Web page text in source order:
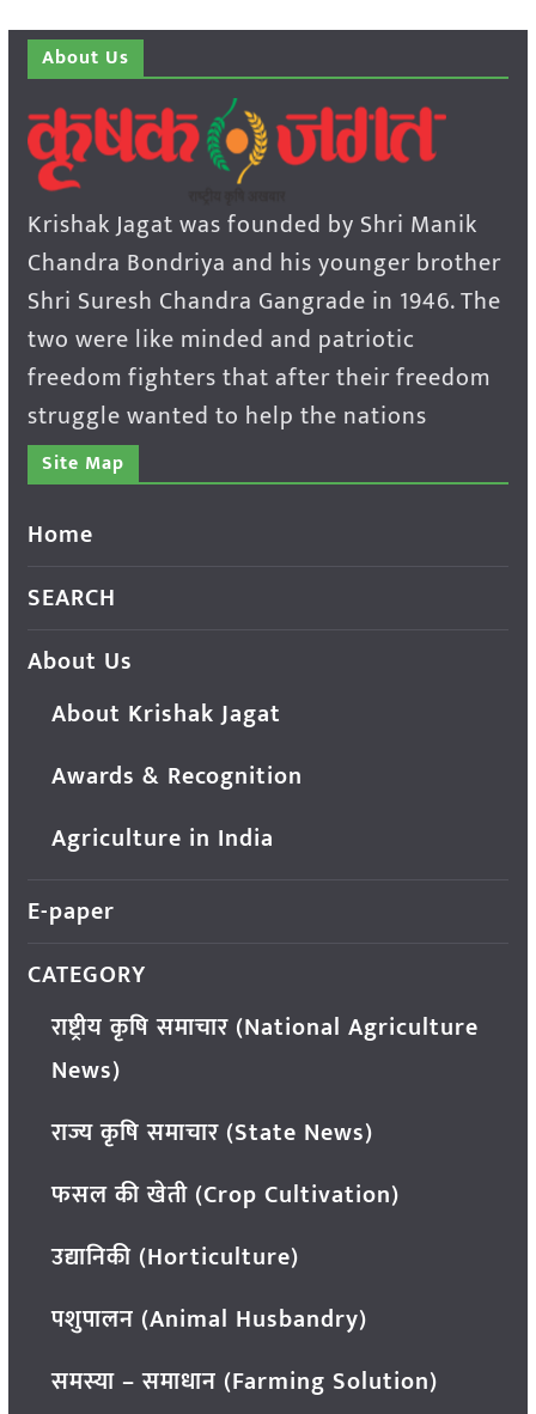
About Us
Krishak Jagat was founded by Shri Manik
Chandra Bondriya and his younger brother
Shri Suresh Chandra Gangrade in 1946. The
two were like minded and patriotic
freedom fighters that after their freedom
struggle wanted to help the nations
Site Map
Home
SEARCH
About Us
About Krishak Jagat
Awards & Recognition
Agriculture in India
E-paper
CATEGORY
राष्ट्रीय कृषि समाचार (National Agriculture
News)
राज्य कृषि समाचार (State News)
फसल की खेती (Crop Cultivation)
उद्यानिकी (Horticulture)
पशुपालन (Animal Husbandry)
समस्या – समाधान (Farming Solution)